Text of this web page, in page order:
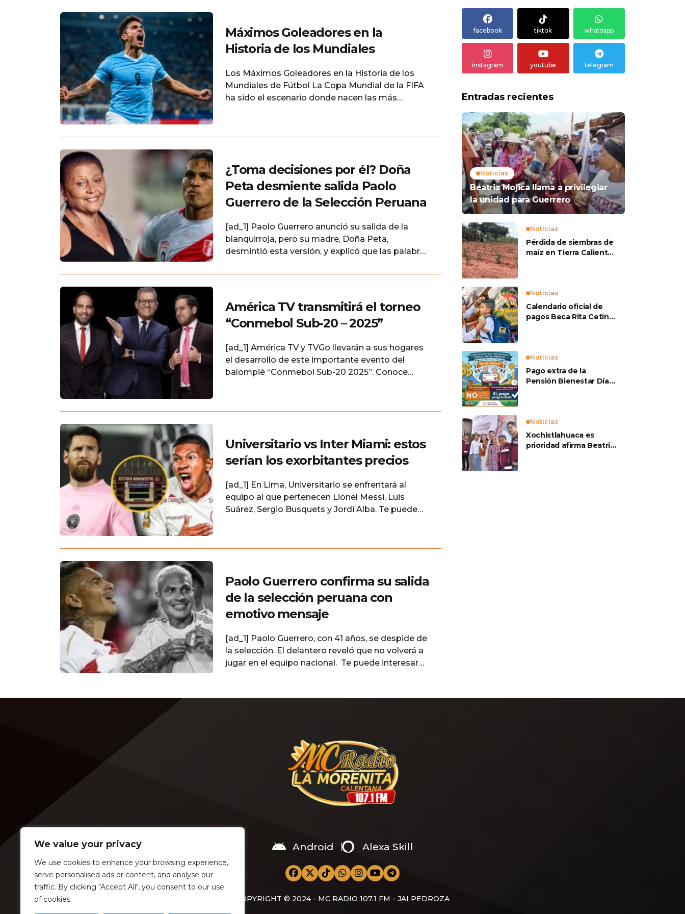
We value your privacy
We use cookies to enhance your browsing experience,
serve personalised ads or content, and analyse our
traffic. By clicking "Accept All", you consent to our use
of cookies.
Máximos Goleadores en la
Historia de los Mundiales
Los Máximos Goleadores en la Historia de los
Mundiales de Fútbol La Copa Mundial de la FIFA
ha sido el escenario donde nacen las más
una huella imborrable gracias a su capacidad
¿Toma decisiones por él? Doña
Peta desmiente salida Paolo
Guerrero de la Selección Peruana
[ad_1] Paolo Guerrero anunció su salida de la
blanquirroja, pero su madre, Doña Peta,
desmintió esta versión, y explicó que las palabras
medios. Te puede interesar Paolo Guerrero
emotivo mensaje Guerrero anuncia su salida de
la Selección Gran sorpresa
América TV transmitirá el torneo
“Conmebol Sub-20 – 2025”
[ad_1] América TV y TVGo llevarán a sus hogares
el desarrollo de este importante evento del
balompié “Conmebol Sub-20 2025”. Conoce
se llevará a cabo en Venezuela desde el 23 de
Universitario vs Inter Miami: estos
serían los exorbitantes precios
[ad_1] En Lima, Universitario se enfrentará al
equipo al que pertenecen Lionel Messi, Luis
Suárez, Sergio Busquets y Jordi Alba. Te puede
Universitario vs Inter Miami? Se confirmó el
Paolo Guerrero confirma su salida
de la selección peruana con
emotivo mensaje
[ad_1] Paolo Guerrero, con 41 años, se despide de
la selección. El delantero reveló que no volverá a
jugar en el equipo nacional. Te puede interesar
“Querían otra cosa” “Hice mi último partido en
facebook tiktok whatsapp
instagram youtube telegram
Entradas recientes
Noticias
Beatriz Mojica llama a privilegiar
la unidad para Guerrero
Noticias
Pérdida de siembras de
maíz en Tierra Caliente
Noticias
Calendario oficial de
pagos Beca Rita Cetina
Noticias
Pago extra de la
Pensión Bienestar Día
Noticias
Xochistlahuaca es
prioridad afirma Beatriz
Android Alexa Skill
COPYRIGHT © 2024 - MC RADIO 107.1 FM - JAI PEDROZA